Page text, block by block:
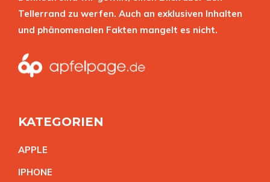
Tellerrand zu werfen. Auch an exklusiven Inhalten
und phänomenalen Fakten mangelt es nicht.
KATEGORIEN
APPLE
IPHONE